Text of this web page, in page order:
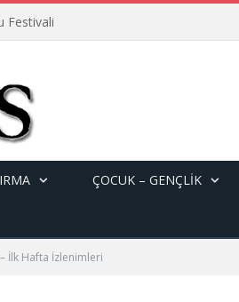
Festivali
ÇOCUK – GENÇLIK
İlk Hafta İzlenimleri